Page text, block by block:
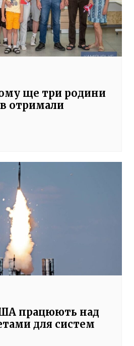
ще три родини
отримали
працюють над
для систем